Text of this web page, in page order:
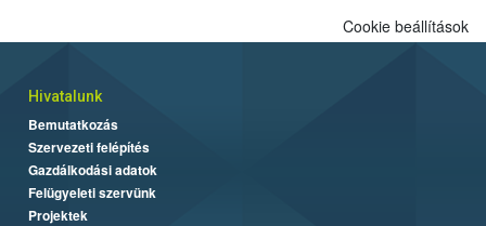
Cookie beállítások
Hivatalunk
Bemutatkozás
Szervezeti felépítés
Gazdálkodási adatok
Felügyeleti szervünk
Projektek